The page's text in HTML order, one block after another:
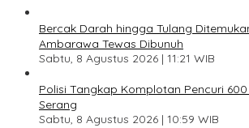
Bercak Darah hingga Tulang
Ambarawa Tewas Dibunuh
Sabtu, 8 Agustus 2026 | 11:21 WIB
Polisi Tangkap Komplotan Pencuri
Serang
Sabtu, 8 Agustus 2026 | 10:59 WIB